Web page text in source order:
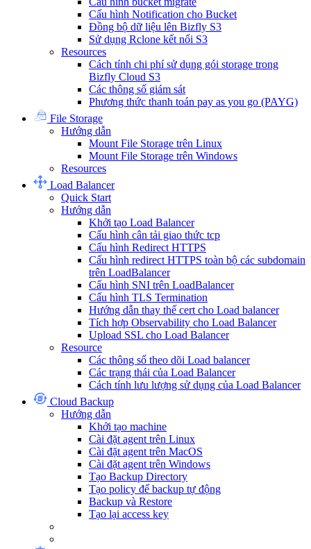
Cấu hình Notification cho Bucket
Đồng bộ dữ liệu lên Bizfly S3
Sử dụng Rclone kết nối S3
Resources
Cách tính chi phí sử dụng gói storage trong
Bizfly Cloud S3
Các thông số giám sát
Phương thức thanh toán pay as you go (PAYG)
File Storage
Hướng dẫn
Mount File Storage trên Linux
Mount File Storage trên Windows
Resources
Load Balancer
Quick Start
Hướng dẫn
Khởi tạo Load Balancer
Cấu hình cân tải giao thức tcp
Cấu hình Redirect HTTPS
Cấu hình redirect HTTPS toàn bộ các subdomain
trên LoadBalancer
Cấu hình SNI trên LoadBalancer
Cấu hình TLS Termination
Hướng dẫn thay thế cert cho Load balancer
Tích hợp Observability cho Load Balancer
Upload SSL cho Load Balancer
Resource
Các thông số theo dõi Load balancer
Các trạng thái của Load Balancer
Cách tính lưu lượng sử dụng của Load Balancer
Cloud Backup
Hướng dẫn
Khởi tạo machine
Cài đặt agent trên Linux
Cài đặt agent trên MacOS
Cài đặt agent trên Windows
Tạo Backup Directory
Tạo policy để backup tự động
Backup và Restore
Tạo lại access key